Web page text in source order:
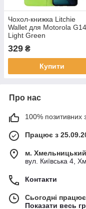
Чохол-книжка Litchie
Wallet для Motorola G14
Light Green
329 ₴
Купити
Про нас
100% позитивних з
Працює з
м. Хмельницький
вул. Київська 4,
Контакти
Сьогодні
Показати весь